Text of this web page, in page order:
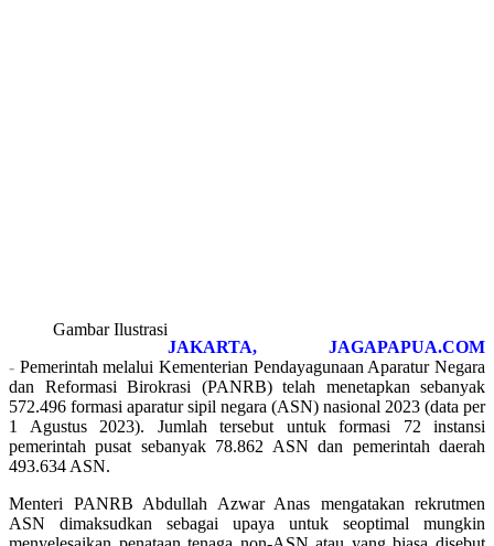
Gambar Ilustrasi
JAKARTA, JAGAPAPUA.COM
- Pemerintah melalui Kementerian Pendayagunaan Aparatur Negara
dan Reformasi Birokrasi (PANRB) telah menetapkan sebanyak
572.496 formasi aparatur sipil negara (ASN) nasional 2023 (data per
1 Agustus 2023). Jumlah tersebut untuk formasi 72 instansi
pemerintah pusat sebanyak 78.862 ASN dan pemerintah daerah
493.634 ASN.
Menteri PANRB Abdullah Azwar Anas mengatakan rekrutmen
ASN dimaksudkan sebagai upaya untuk seoptimal mungkin